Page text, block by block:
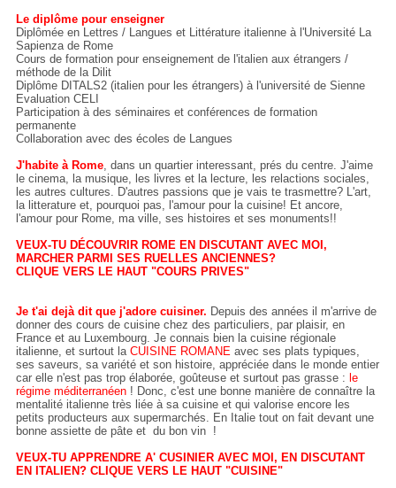
Le diplôme pour enseigner
Diplômée en Lettres / Langues et Littérature italienne à l'Université La
Sapienza de Rome
Cours de formation pour enseignement de l'italien aux étrangers /
méthode de la Dilit
Diplôme DITALS2 (italien pour les étrangers) à l'université de Sienne
Evaluation CELI
Participation à des séminaires et conférences de formation
permanente
Collaboration avec des écoles de Langues
J'habite à Rome, dans un quartier interessant, prés du centre. J'aime
le cinema, la musique, les livres et la lecture, les relactions sociales,
les autres cultures. D'autres passions que je vais te trasmettre? L'art,
la litterature et, pourquoi pas, l'amour pour la cuisine! Et ancore,
l'amour pour Rome, ma ville, ses histoires et ses monuments!!
VEUX-TU DÉCOUVRIR ROME EN DISCUTANT AVEC MOI,
MARCHER PARMI SES RUELLES ANCIENNES?
CLIQUE VERS LE HAUT "COURS PRIVES"
Je t'ai dejà dit que j'adore cuisiner. Depuis des années il m'arrive de
donner des cours de cuisine chez des particuliers, par plaisir, en
France et au Luxembourg. Je connais bien la cuisine régionale
italienne, et surtout la CUISINE ROMANEavec ses plats typiques,
ses saveurs, sa variété et son histoire, appréciée dans le monde entier
car elle n'est pas trop élaborée, goûteuse et surtout pas grasse : le
régime méditerranéen! Donc, c'est une bonne manière de connaître la
mentalité italienne très liée à sa cuisine et qui valorise encore les
petits producteurs aux supermarchés. En Italie tout on fait devant une
bonne assiette de pâte et du bon vin !
VEUX-TU APPRENDRE A' CUSINIER AVEC MOI, EN DISCUTANT
EN ITALIEN? CLIQUE VERS LE HAUT "CUISINE"